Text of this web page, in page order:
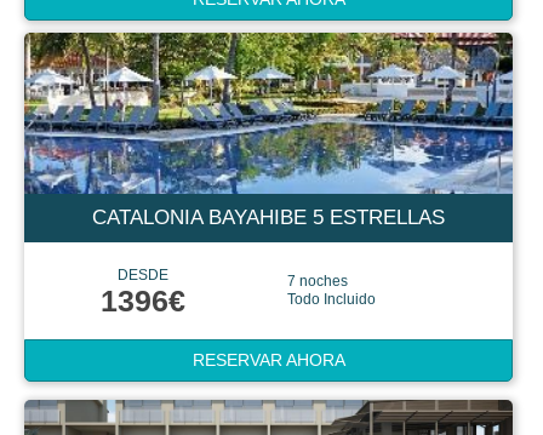
CATALONIA BAYAHIBE 5 ESTRELLAS
DESDE
1396€
7 noches
Todo Incluido
RESERVAR AHORA